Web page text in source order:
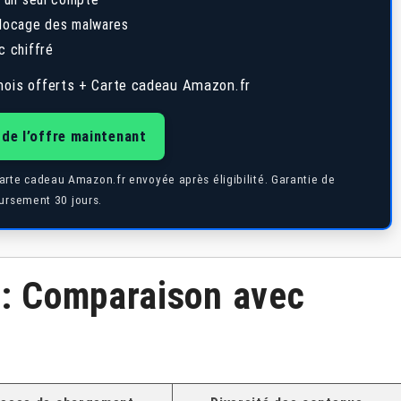
des malwares
chiffré
offerts + Carte cadeau Amazon.fr
l’offre maintenant
cadeau Amazon.fr envoyée après éligibilité. Garantie de
30 jours.
Comparaison avec